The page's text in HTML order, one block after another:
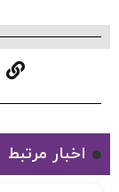
اخبار مرتبط